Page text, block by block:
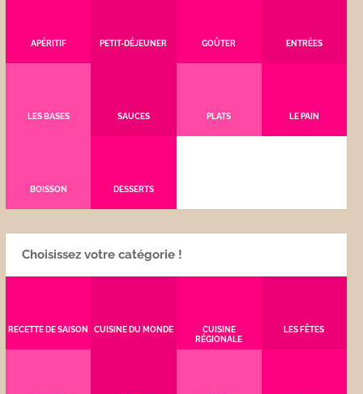
APÉRITIF PETIT-DÉJEUNER GOÛTER ENTRÉES
LES BASES SAUCES PLATS LE PAIN
BOISSON DESSERTS
Choisissez votre catégorie !
RECETTE DE SAISON CUISINE DU MONDE
CUISINE
RÉGIONALE
LES FÊTES